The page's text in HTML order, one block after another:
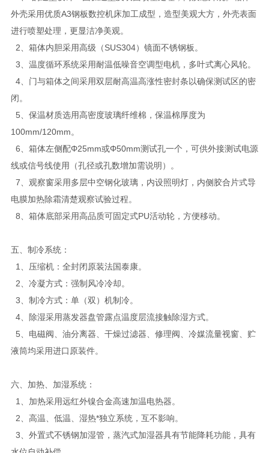
外壳采用优质A3钢板数控机床加工成型，造型美观大方，外壳表面
进行喷塑处理，更显洁净美观。
2、箱体内胆采用高级（SUS304）镜面不锈钢板。
3、温度循环系统采用耐温低噪音空调型电机，多叶式离心风轮。
4、门与箱体之间采用双层耐高温高涨性密封条以确保测试区的密
闭。
5、保温材质选用高密度玻璃纤维棉，保温棉厚度为
100mm/120mm。
6、箱体左侧配Φ25mm或Φ50mm测试孔一个，可供外接测试电源
线或信号线使用（孔径或孔数增加需说明）。
7、观察窗采用多层中空钢化玻璃，内设照明灯，内侧胶合片式导
电膜加热除霜清楚观察试验过程。
8、箱体底部采用高品质可固定式PU活动轮，方便移动。
五、制冷系统：
1、压缩机：全封闭原装法国泰康。
2、冷凝方式：强制风冷冷却。
3、制冷方式：单（双）机制冷。
4、除湿采用蒸发器盘管露点温度层流接触除湿方式。
5、 电磁阀、油分离器、干燥过滤器、修理阀、冷媒流量视窗、贮
液筒均采用进口原装件。
六、加热、加湿系统：
1、加热采用远红外镍合金高速加温电热器。
2、高温、低温、湿热*独立系统，互不影响。
3、外置式不锈钢加湿管，蒸汽式加湿器具有节能降耗功能，具有